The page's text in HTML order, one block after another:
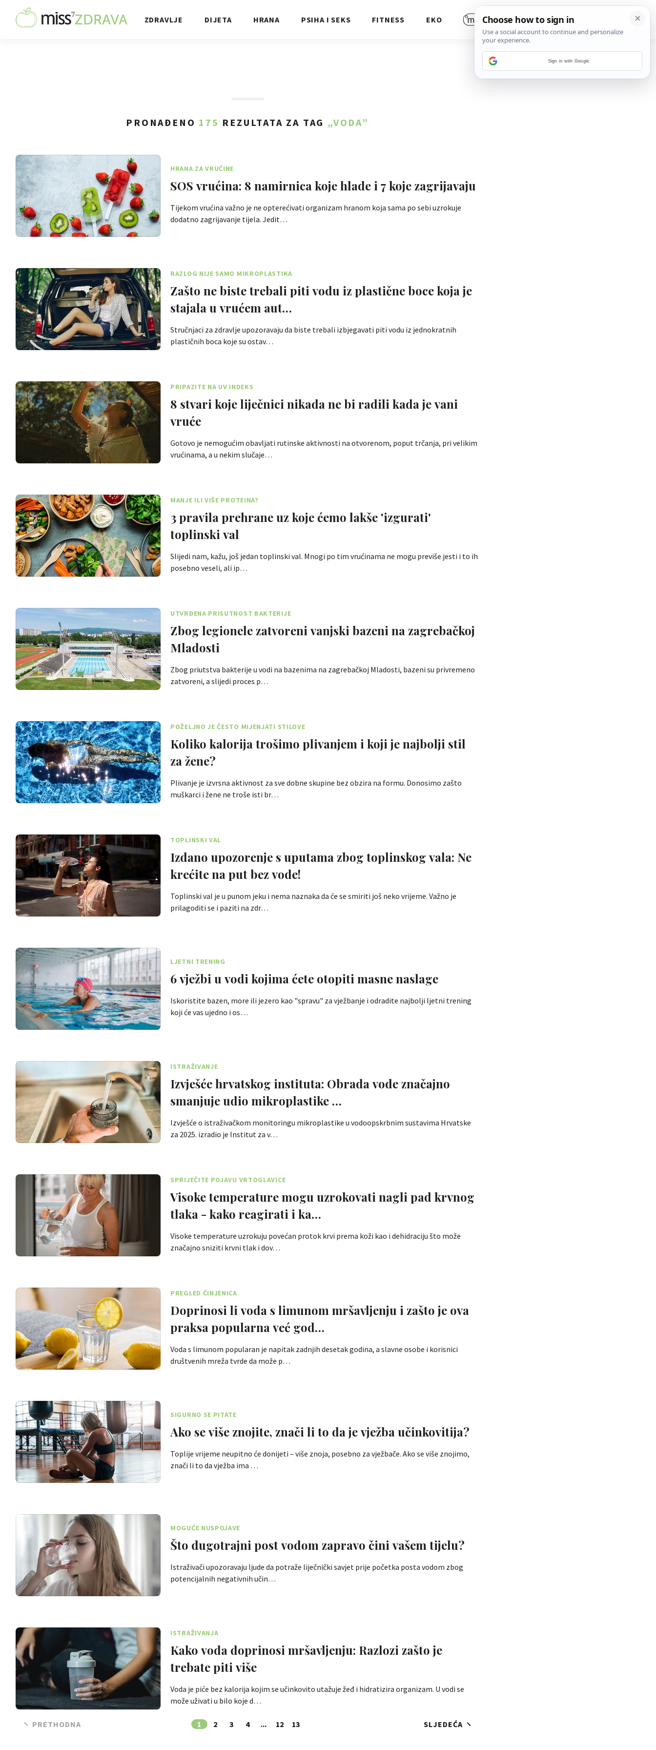
ZDRAVLJE DIJETA HRANA PSIHA I SEKS FITNESS EKO
PRONAĐENO 175 REZULTATA ZA TAG „VODA”
HRANA ZA VRUĆINE
SOS vrućina: 8 namirnica koje hlade i 7 koje zagrijavaju
Tijekom vrućina važno je ne opterećivati organizam hranom koja sama po sebi uzrokuje
dodatno zagrijavanje tijela. Jedit…
RAZLOG NIJE SAMO MIKROPLASTIKA
Zašto ne biste trebali piti vodu iz plastične boce koja je
stajala u vrućem aut…
Stručnjaci za zdravlje upozoravaju da biste trebali izbjegavati piti vodu iz jednokratnih
plastičnih boca koje su ostav…
PRIPAZITE NA UV INDEKS
8 stvari koje liječnici nikada ne bi radili kada je vani
vruće
Gotovo je nemogućim obavljati rutinske aktivnosti na otvorenom, poput trčanja, pri velikim
vrućinama, a u nekim slučaje…
MANJE ILI VIŠE PROTEINA?
3 pravila prehrane uz koje ćemo lakše 'izgurati'
toplinski val
Slijedi nam, kažu, još jedan toplinski val. Mnogi po tim vrućinama ne mogu previše jesti i to ih
posebno veseli, ali ip…
UTVRĐENA PRISUTNOST BAKTERIJE
Zbog legionele zatvoreni vanjski bazeni na zagrebačkoj
Mladosti
Zbog priutstva bakterije u vodi na bazenima na zagrebačkoj Mladosti, bazeni su privremeno
zatvoreni, a slijedi proces p…
POŽELJNO JE ČESTO MIJENJATI STILOVE
Koliko kalorija trošimo plivanjem i koji je najbolji stil
za žene?
Plivanje je izvrsna aktivnost za sve dobne skupine bez obzira na formu. Donosimo zašto
muškarci i žene ne troše isti br…
TOPLINSKI VAL
Izdano upozorenje s uputama zbog toplinskog vala: Ne
krećite na put bez vode!
Toplinski val je u punom jeku i nema naznaka da će se smiriti još neko vrijeme. Važno je
prilagoditi se i paziti na zdr…
LJETNI TRENING
6 vježbi u vodi kojima ćete otopiti masne naslage
Iskoristite bazen, more ili jezero kao "spravu" za vježbanje i odradite najbolji ljetni trening
koji će vas ujedno i os…
ISTRAŽIVANJE
Izvješće hrvatskog instituta: Obrada vode značajno
smanjuje udio mikroplastike …
Izvješće o istraživačkom monitoringu mikroplastike u vodoopskrbnim sustavima Hrvatske
za 2025. izradio je Institut za v…
SPRIJEČITE POJAVU VRTOGLAVICE
Visoke temperature mogu uzrokovati nagli pad krvnog
tlaka - kako reagirati i ka…
Visoke temperature uzrokuju povećan protok krvi prema koži kao i dehidraciju što može
značajno sniziti krvni tlak i dov…
PREGLED ČINJENICA
Doprinosi li voda s limunom mršavljenju i zašto je ova
praksa popularna već god…
Voda s limunom popularan je napitak zadnjih desetak godina, a slavne osobe i korisnici
društvenih mreža tvrde da može p…
SIGURNO SE PITATE
Ako se više znojite, znači li to da je vježba učinkovitija?
Toplije vrijeme neupitno će donijeti – više znoja, posebno za vježbače. Ako se više znojimo,
znači li to da vježba ima …
MOGUĆE NUSPOJAVE
Što dugotrajni post vodom zapravo čini vašem tijelu?
Istraživači upozoravaju ljude da potraže liječnički savjet prije početka posta vodom zbog
potencijalnih negativnih učin…
ISTRAŽIVANJA
Kako voda doprinosi mršavljenju: Razlozi zašto je
trebate piti više
Voda je piće bez kalorija kojim se učinkovito utažuje žeđ i hidratizira organizam. U vodi se
može uživati u bilo koje d…
PRETHODNA 1 2 3 4 ... 12 13 SLJEDEĆA
Sign in with Google